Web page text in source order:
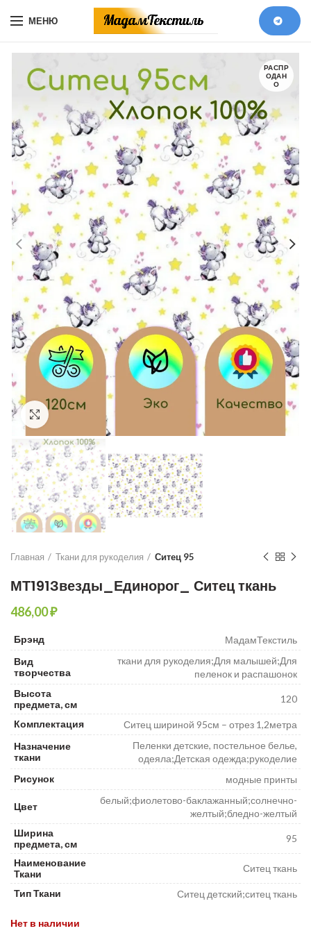
МЕНЮ
РАСПР
ОДАН
О
Главная Ткани для рукоделия Ситец 95
МТ191Звезды_Единорог_ Ситец ткань
₽
Брэнд
МадамТекстиль
Вид
творчества
ткани для рукоделия;Для малышей;Для
пеленок и распашонок
Высота
предмета, см
120
Комплектация
Ситец шириной 95см – отрез 1,2метра
Назначение
ткани
Пеленки детские, постельное белье,
одеяла;Детская одежда;рукоделие
Рисунок
модные принты
Цвет
белый;фиолетово-баклажанный;солнечно-
желтый;бледно-желтый
Ширина
предмета, см
95
Наименование
Ткани
Ситец ткань
Тип Ткани Ситец детский;ситец ткань
Нет в наличии